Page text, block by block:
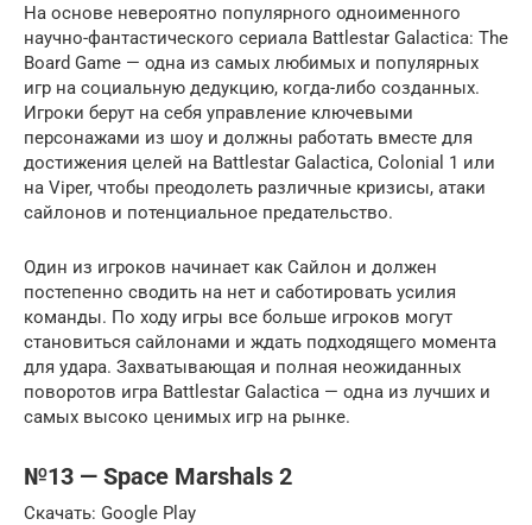
На основе невероятно популярного одноименного
научно-фантастического сериала Battlestar Galactica: The
Board Game — одна из самых любимых и популярных
игр на социальную дедукцию, когда-либо созданных.
Игроки берут на себя управление ключевыми
персонажами из шоу и должны работать вместе для
достижения целей на Battlestar Galactica, Colonial 1 или
на Viper, чтобы преодолеть различные кризисы, атаки
сайлонов и потенциальное предательство.
Один из игроков начинает как Сайлон и должен
постепенно сводить на нет и саботировать усилия
команды. По ходу игры все больше игроков могут
становиться сайлонами и ждать подходящего момента
для удара. Захватывающая и полная неожиданных
поворотов игра Battlestar Galactica — одна из лучших и
самых высоко ценимых игр на рынке.
№13 — Space Marshals 2
Скачать: Google Play